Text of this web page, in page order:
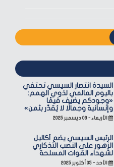
السيدة انتصار السيسي تحتفي
باليوم العالمي لذوي الهمم:
«وجودكم يضيف قيمًا
وإنسانية وجمالًا لا يُقدّر بثمن»
الأربعاء - ٠٣ ديسمبر ٢٠٢٥
الرئيس السيسي يضع أكاليل
الزهور على النصب التذكاري
لشهداء القوات المسلحة
الأحد - ٠٥ أكتوبر ٢٠٢٥